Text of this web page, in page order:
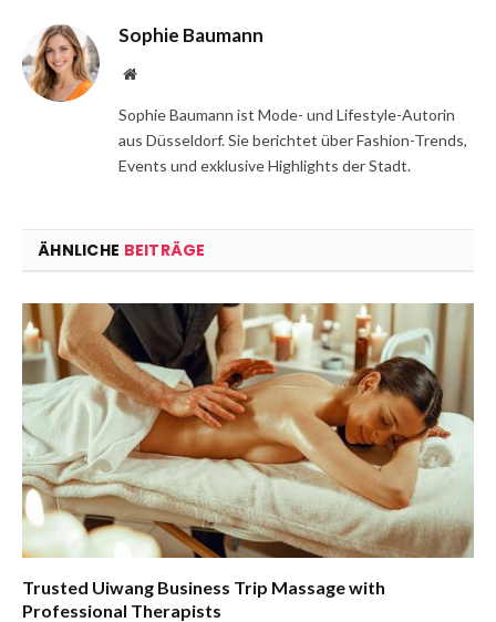
Sophie Baumann
Website
Sophie Baumann ist Mode- und Lifestyle-Autorin
aus Düsseldorf. Sie berichtet über Fashion-Trends,
Events und exklusive Highlights der Stadt.
ÄHNLICHE BEITRÄGE
Trusted Uiwang Business Trip Massage with
Professional Therapists